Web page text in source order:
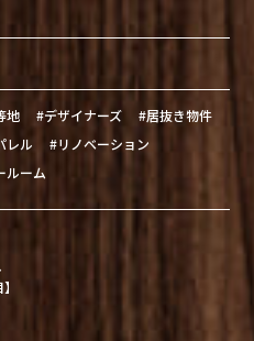
地 #デザイナーズ
#居抜き物件
レル
#リノベーション
ルーム